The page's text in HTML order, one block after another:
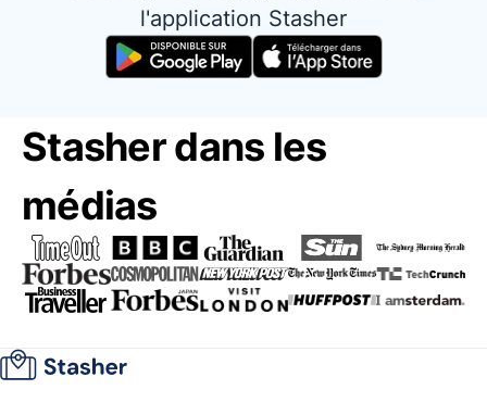
l'application Stasher
Stasher dans les
médias